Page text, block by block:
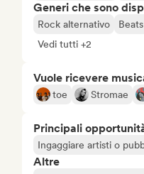
Generi che sono
Rock alternativo
Vedi tutti +2
Vuole ricevere
toe Stromae
Principali
Ingaggiare artisti o
Altre